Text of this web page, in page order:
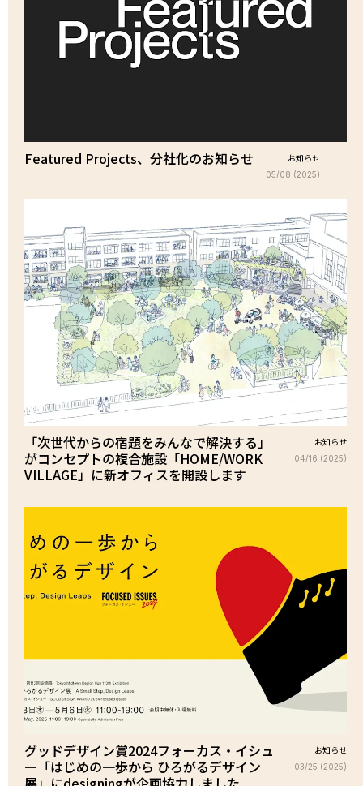
Featured Projects、分社化のお知らせ お知らせ
05/08 (2025)
「次世代からの宿題をみんなで解決する」
がコンセプトの複合施設「HOME/WORK
VILLAGE」に新オフィスを開設します
お知らせ
04/16 (2025)
グッドデザイン賞2024フォーカス・イシュ
ー「はじめの一歩から ひろがるデザイン
お知らせ
03/25 (2025)